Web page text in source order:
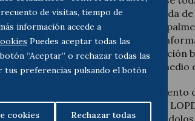
de visitas, tiempo de
información accede a
Puedes aceptar todas las
“Aceptar” o rechazar todas las
tus preferencias pulsando el botón
cookies Rechazar todas
de
procedimientos de recogida
teniendo en cuenta
esta mayor exigencia de
la voluntad que la información
en el mismo momento y medio
: El
derechos ARCO de la